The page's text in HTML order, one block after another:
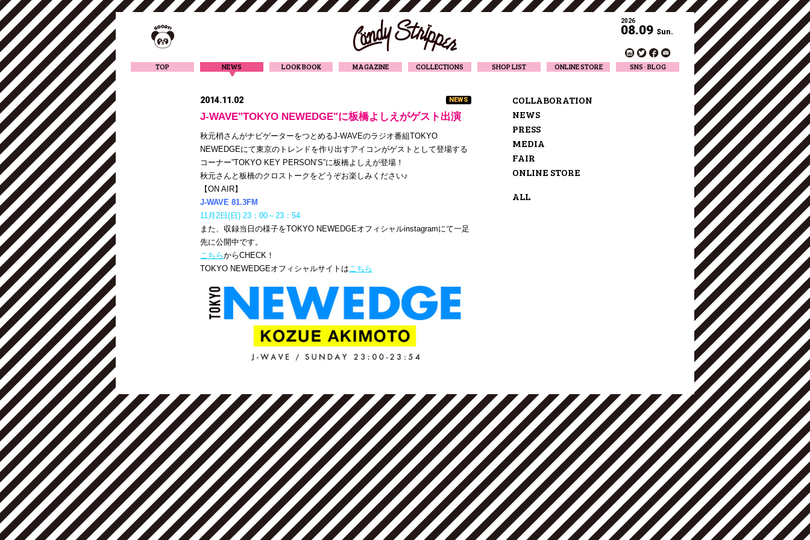
2026
08.09 Sun.
TOP NEWS LOOK BOOK MAGAZINE COLLECTIONS SHOP LIST ONLINE STORE SNS · BLOG
2014.11.02 NEWS
J-WAVE"TOKYO NEWEDGE"に板橋よしえがゲスト出演
秋元梢さんがナビゲーターをつとめるJ-WAVEのラジオ番組TOKYO
NEWEDGEにて東京のトレンドを作り出すアイコンがゲストとして登場する
コーナー”TOKYO KEY PERSON’S”に板橋よしえが登場！
秋元さんと板橋のクロストークをどうぞお楽しみください♪
【ON AIR】
J-WAVE 81.3FM
11月2日(日) 23：00～23：54
また、収録当日の様子をTOKYO NEWEDGEオフィシャルinstagramにて一足
先に公開中です。
こちらからCHECK！
TOKYO NEWEDGEオフィシャルサイトはこちら
COLLABORATION
NEWS
PRESS
MEDIA
FAIR
ONLINE STORE
ALL